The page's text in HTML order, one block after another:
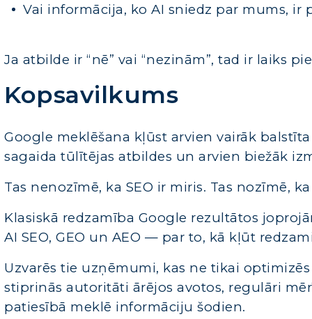
Vai informācija, ko AI sniedz par mums, ir
Ja atbilde ir “nē” vai “nezinām”, tad ir laiks
Kopsavilkums
Google meklēšana kļūst arvien vairāk
sagaida tūlītējas atbildes un arvien biežāk
Tas nenozīmē, ka SEO ir miris. Tas nozīmē,
Klasiskā redzamība Google rezultātos
AI SEO, GEO un AEO — par to, kā kļūt
Uzvarēs tie uzņēmumi, kas ne tikai
stiprinās autoritāti ārējos avotos, regulāri
patiesībā meklē informāciju šodien.